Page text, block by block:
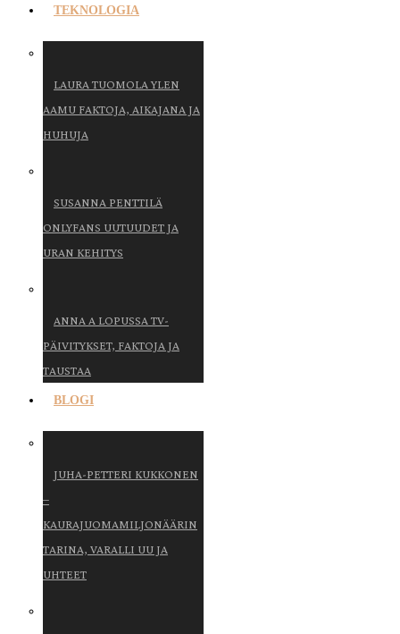
TEKNOLOGIA
LAURA TUOMOLA YLEN
AAMU FAKTOJA, AIKAJANA JA
HUHUJA
SUSANNA PENTTILÄ
ONLYFANS UUTUUDET JA
URAN KEHITYS
ANNA A LOPUSSA TV-
PÄIVITYKSET, FAKTOJA JA
TAUSTAA
BLOGI
JUHA-PETTERI KUKKONEN
–
KAURAJUOMAMILJONÄÄRIN
TARINA, VARALLI UU JA
UHTEET